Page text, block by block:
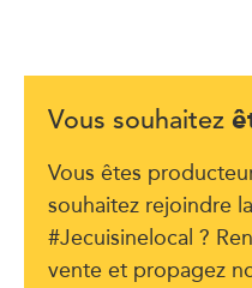
Vous souhaitez
Vous êtes
souhaitez rejoindre
#Jecuisinelocal ?
vente et propagez